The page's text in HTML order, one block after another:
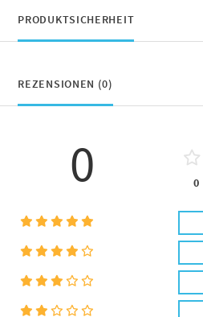
PRODUKTSICHERHEIT
REZENSIONEN (0)
0 0